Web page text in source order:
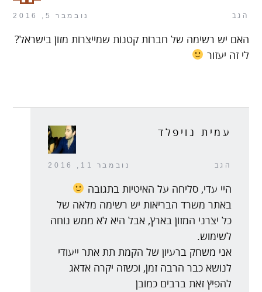
הגב נובמבר 5, 2016
האם יש רשימה של חברות קטנות שמייצרות מזון בישראל?
לי זה יעזור
הגב נובמבר 11, 2016
עמית נויפלד
היי עדי, סליחה על האיטיות בתגובה
באתר משרד הבריאות יש רשימה מלאה של
כל יצרני המזון בארץ, אבל היא לא ממש נוחה
לשימוש.
אני משחק ברעיון של הקמת תת אתר ייעודי
לנושא כבר הרבה זמן, וכשזה יקרה אדאג
להפיץ זאת ברבים כמובן